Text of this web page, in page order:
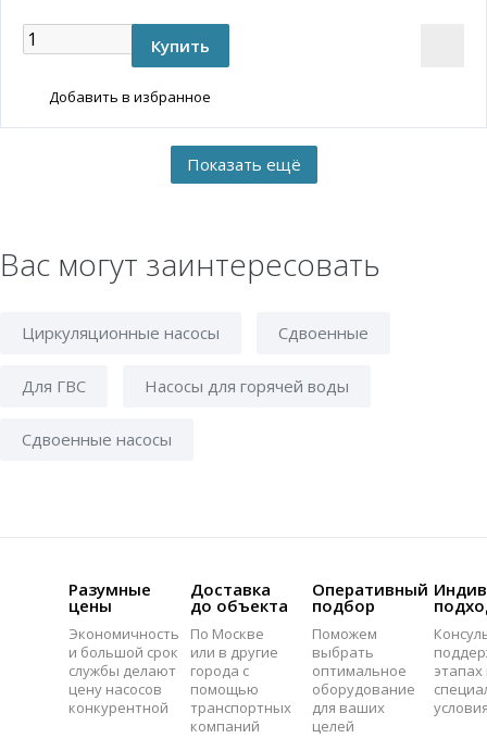
Добавить в избранное
Вас могут заинтересовать
Циркуляционные насосы Сдвоенные
Для ГВС Насосы для горячей воды
Сдвоенные насосы
Разумные
цены
Экономичность
и большой срок
службы делают
цену насосов
конкурентной
Доставка
до объекта
По Москве
или в другие
города с
помощью
транспортных
компаний
Оперативный
подбор
Поможем
выбрать
оптимальное
оборудование
для ваших
целей
этапах